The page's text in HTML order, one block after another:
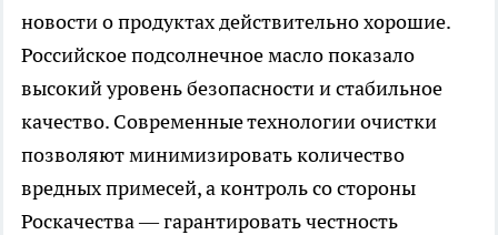
новости о продуктах действительно хорошие.
Российское подсолнечное масло показало
высокий уровень безопасности и стабильное
качество. Современные технологии очистки
позволяют минимизировать количество
вредных примесей, а контроль со стороны
Роскачества — гарантировать честность